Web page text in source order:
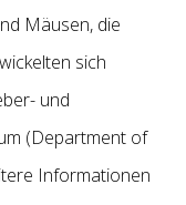
Mäusen, die
sich
und
(Department of
Informationen